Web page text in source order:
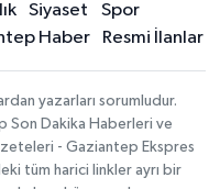
Siyaset
Spor
Haber Resmi İlanlar
yazarları sorumludur.
Son Dakika Haberleri ve
- Gaziantep Ekspres
tüm harici linkler ayrı bir